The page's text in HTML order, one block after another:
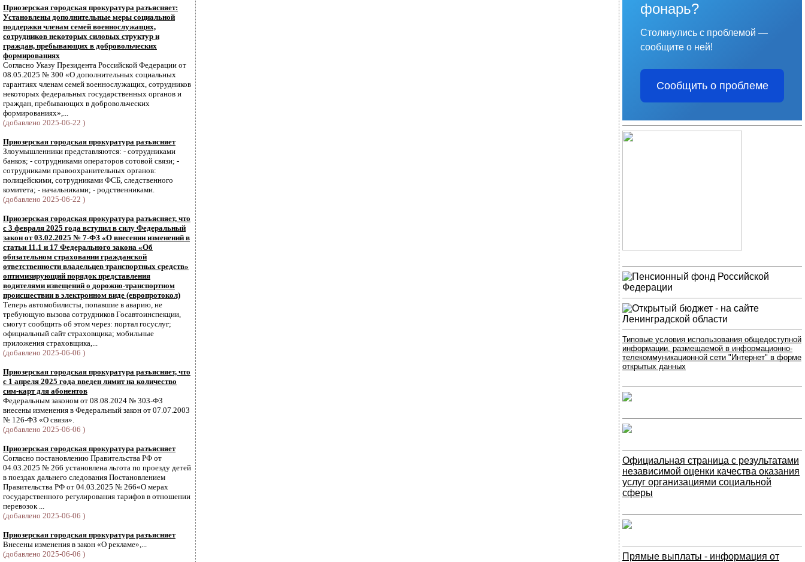
Приозерская городская прокуратура разъясняет:
Установлены дополнительные меры социальной
поддержки членам семей военнослужащих,
сотрудников некоторых силовых структур и
граждан, пребывающих в добровольческих
формированиях
Согласно Указу Президента Российской Федерации от
08.05.2025 № 300 «О дополнительных социальных
гарантиях членам семей военнослужащих, сотрудников
некоторых федеральных государственных органов и
граждан, пребывающих в добровольческих
формированиях»,...
(добавлено 2025-06-22 )
Приозерская городская прокуратура разъясняет
Злоумышленники представляются: - сотрудниками
банков; - сотрудниками операторов сотовой связи; -
сотрудниками правоохранительных органов:
полицейскими, сотрудниками ФСБ, следственного
комитета; - начальниками; - родственниками.
(добавлено 2025-06-22 )
Приозерская городская прокуратура разъясняет, что
с 3 февраля 2025 года вступил в силу Федеральный
закон от 03.02.2025 № 7-ФЗ «О внесении изменений в
статьи 11.1 и 17 Федерального закона «Об
обязательном страховании гражданской
ответственности владельцев транспортных средств»
оптимизирующий порядок представления
водителями извещений о дорожно-транспортном
происшествии в электронном виде (европротокол)
Теперь автомобилисты, попавшие в аварию, не
требующую вызова сотрудников Госавтоинспекции,
смогут сообщить об этом через: портал госуслуг;
официальный сайт страховщика; мобильные
приложения страховщика,...
(добавлено 2025-06-06 )
Приозерская городская прокуратура разъясняет, что
с 1 апреля 2025 года введен лимит на количество
сим-карт для абонентов
Федеральным законом от 08.08.2024 № 303-ФЗ
внесены изменения в Федеральный закон от 07.07.2003
№ 126-ФЗ «О связи».
(добавлено 2025-06-06 )
Приозерская городская прокуратура разъясняет
Согласно постановлению Правительства РФ от
04.03.2025 № 266 установлена льгота по проезду детей
в поездах дальнего следования Постановлением
Правительства РФ от 04.03.2025 № 266«О мерах
государственного регулирования тарифов в отношении
перевозок ...
(добавлено 2025-06-06 )
Приозерская городская прокуратура разъясняет
Внесены изменения в закон «О рекламе»,...
(добавлено 2025-06-06 )
фонарь?
Столкнулись с проблемой —
сообщите о ней!
Сообщить о проблеме
Типовые условия использования общедоступной
информации, размещаемой в информационно-
телекоммуникационной сети "Интернет" в форме
открытых данных
Официальная страница с результатами
независимой оценки качества оказания
услуг организациями социальной
сферы
Прямые выплаты - информация от